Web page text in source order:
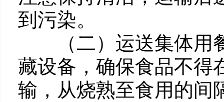
到污染。
（二）运送集体用餐
藏设备，确保食品不
输，从烧熟至食用的间